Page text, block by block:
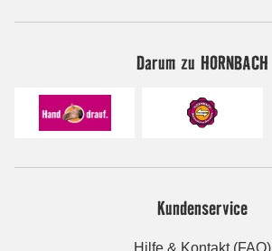
Darum zu HORNBACH
Kundenservice